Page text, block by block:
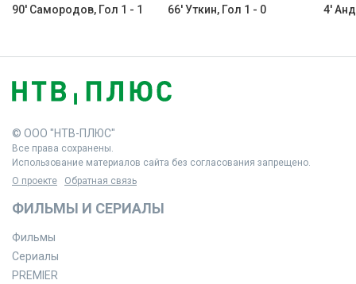
90' Самородов, Гол 1 - 1 66' Уткин, Гол 1 - 0 4'
© ООО "НТВ-ПЛЮС"
Все права сохранены.
Использование материалов сайта без согласования запрещено.
О проекте
Обратная связь
ФИЛЬМЫ И СЕРИАЛЫ
Фильмы
Сериалы
PREMIER